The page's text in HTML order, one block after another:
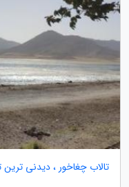
تالاب چغاخور ، دیدنی ترین